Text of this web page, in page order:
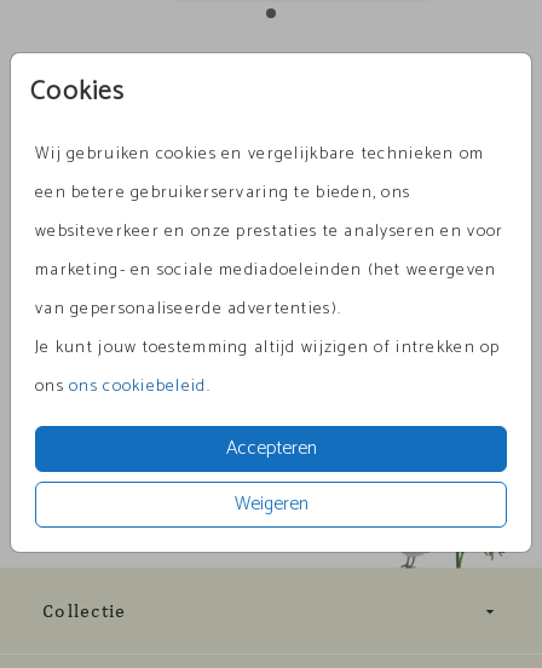
Cookies
Wij gebruiken cookies en vergelijkbare technieken om
een betere gebruikerservaring te bieden, ons
websiteverkeer en onze prestaties te analyseren en voor
marketing- en sociale mediadoeleinden (het weergeven
van gepersonaliseerde advertenties).
Je kunt jouw toestemming altijd wijzigen of intrekken op
onsons cookiebeleid.
Accepteren
Weigeren
Olijfgroen met gouden inlay 12
Aantal x 1 Prijs:€ 0,75
Omschrijving
Olijfgroen met gouden inlay 12 x 18
Prijs:€ 0,75 per 1
Collectie